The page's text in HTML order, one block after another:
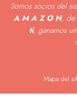
Somos socios del
A M A Z O N, de
ti, ganamos
Mapa del